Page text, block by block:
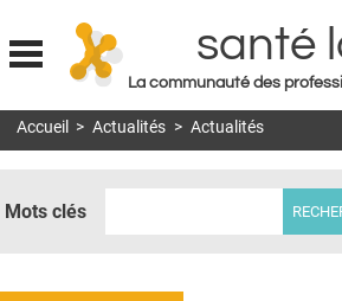
Jump to
santé
La communauté des
MON COMPTE
Accueil > Actualités > Actualités
Mots clés